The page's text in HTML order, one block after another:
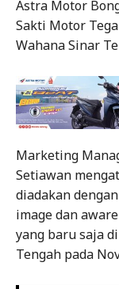
Astra Motor
Sakti Motor
Wahana Sinar
Marketing
Setiawan
diadakan
image dan
yang baru saja
Tengah pada